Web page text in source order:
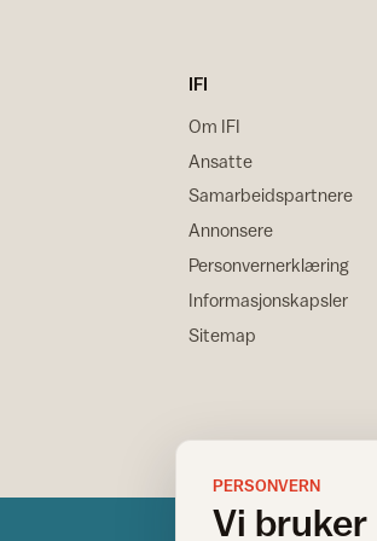
IFI
Om IFI
Ansatte
Samarbeidspartnere
Annonsere
Personvernerklæring
Informasjonskapsler
Sitemap
PERSONVERN
Vi